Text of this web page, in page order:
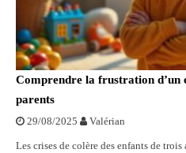
Comprendre la frustration d’un
parents
29/08/2025 Valérian
Les crises de colère des enfants de